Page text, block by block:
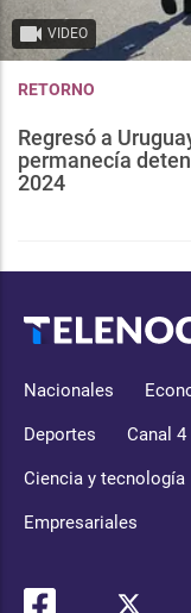
VIDEO
RETORNO
Regresó a
permanecía
2024
Nacionales
Deportes Canal 4
Ciencia y tecnología
Empresariales